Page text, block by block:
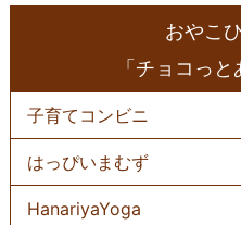
おやこ
「チョコっと
子育てコンビニ
はっぴいまむず
HanariyaYoga